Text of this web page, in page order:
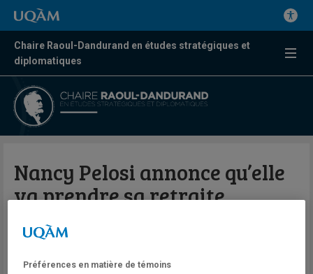
Chaire Raoul-Dandurand en études stratégiques et
diplomatiques
Nancy Pelosi annonce qu’elle
va prendre sa retraite
Valérie Beaudoin
98,5 FM
Préférences en matière de témoins